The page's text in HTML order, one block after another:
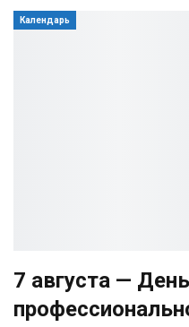
Календарь
7 августа — День